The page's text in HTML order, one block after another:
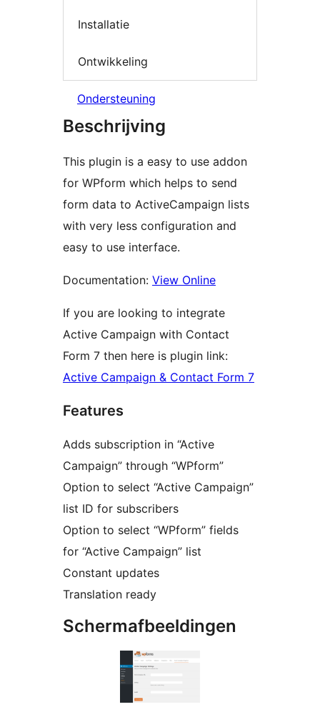
Installatie
Ontwikkeling
Ondersteuning
Beschrijving
This plugin is a easy to use addon
for WPform which helps to send
form data to ActiveCampaign lists
with very less configuration and
easy to use interface.
Documentation: View Online
If you are looking to integrate
Active Campaign with Contact
Form 7 then here is plugin link:
Active Campaign & Contact Form 7
Features
Adds subscription in “Active
Campaign” through “WPform”
Option to select “Active Campaign”
list ID for subscribers
Option to select “WPform” fields
for “Active Campaign” list
Constant updates
Translation ready
Schermafbeeldingen